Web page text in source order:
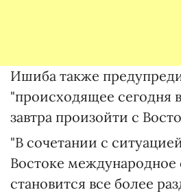
Ишиба также
"происходящее сегодня
завтра произойти с
"В сочетании с
Востоке международное
становится все более